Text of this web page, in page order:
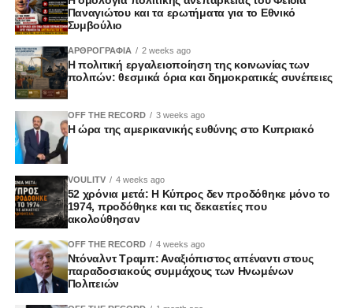
Παναγιώτου και τα ερωτήματα για το Εθνικό
Συμβούλιο
ΑΡΘΡΟΓΡΑΦΙΑ 2 weeks ago
Η πολιτική εργαλειοποίηση της κοινωνίας των
πολιτών: θεσμικά όρια και δημοκρατικές συνέπειες
OFF THE RECORD 3 weeks ago
Η ώρα της αμερικανικής ευθύνης στο Κυπριακό
VOULITV 4 weeks ago
52 χρόνια μετά: Η Κύπρος δεν προδόθηκε μόνο το
1974, προδόθηκε και τις δεκαετίες που
ακολούθησαν
OFF THE RECORD 4 weeks ago
Ντόναλντ Τραμπ: Αναξιόπιστος απέναντι στους
παραδοσιακούς συμμάχους των Ηνωμένων
Πολιτειών